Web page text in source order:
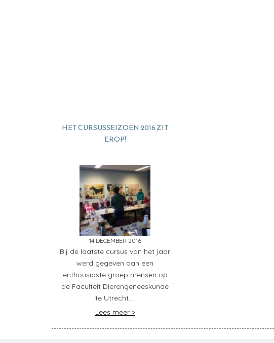
HET CURSUSSEIZOEN 2016 ZIT
EROP!
14 DECEMBER 2016
Bij de laatste cursus van het jaar
werd gegeven aan een
enthousiaste groep mensen op
de Faculteit Dierengeneeskunde
te Utrecht….
Lees meer >